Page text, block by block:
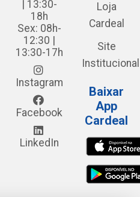
| 13:30-
18h
Sex: 08h-
12:30 |
13:30-17h
Instagram
Facebook
LinkedIn
Loja
Cardeal
Site
Institucional
Baixar
App
Cardeal